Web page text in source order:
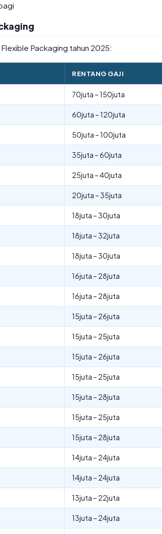
Packaging tahun 2025:
RENTANG GAJI
70juta – 150juta
60juta – 120juta
50juta – 100juta
35juta – 60juta
25juta – 40juta
20juta – 35juta
18juta – 30juta
18juta – 32juta
18juta – 30juta
16juta – 28juta
16juta – 28juta
15juta – 26juta
15juta – 25juta
15juta – 26juta
15juta – 25juta
15juta – 28juta
15juta – 25juta
15juta – 28juta
14juta – 24juta
14juta – 24juta
13juta – 22juta
13juta – 24juta